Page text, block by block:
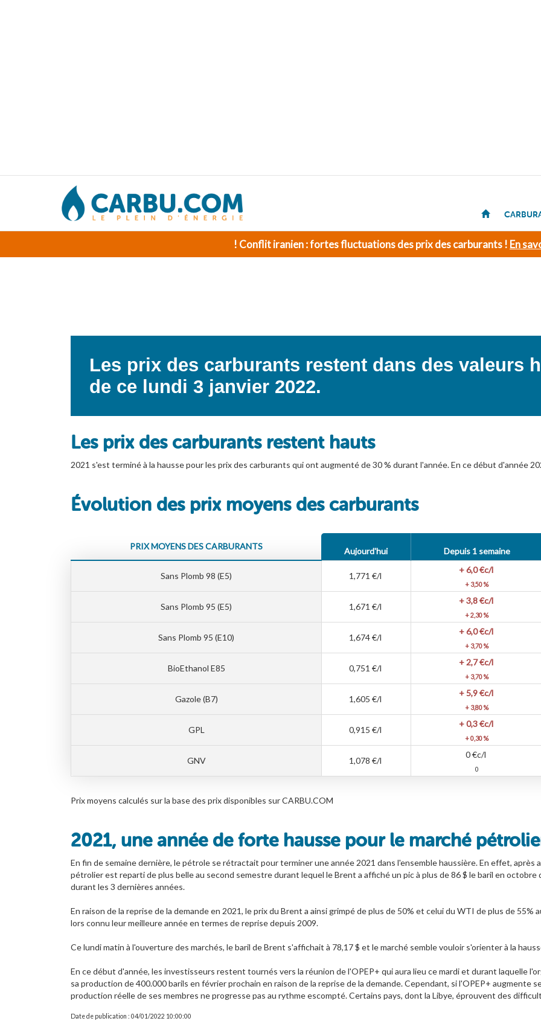
! Conflit iranien : fortes fluctuations des prix des carburants ! En
Les prix des carburants restent dans des valeurs
de ce lundi 3 janvier 2022.
Les prix des carburants restent hauts
2021 s'est terminé à la hausse pour les prix des carburants qui ont augmenté de 30 % durant l'année. En ce début d'année
Évolution des prix moyens des carburants
PRIX MOYENS DES CARBURANTS Aujourd'hui Depuis 1 semaine
Sans Plomb 98 (E5) 1,771 €/l
+ 6,0€c/l
+ 3,50 %
Sans Plomb 95 (E5) 1,671 €/l
+ 3,8€c/l
+ 2,30 %
Sans Plomb 95 (E10) 1,674€/l
+ 6,0€c/l
+ 3,70 %
BioEthanol E85 0,751 €/l
+ 2,7€c/l
+ 3,70 %
Gazole (B7) 1,605 €/l
+ 5,9€c/l
+ 3,80 %
GPL 0,915 €/l
+ 0,3€c/l
+ 0,30 %
GNV 1,078 €/l
0€c/l
0
Prix moyens calculés sur la base des prix disponibles sur CARBU.COM
2021, une année de forte hausse pour le marché
En fin de semaine dernière, le pétrole se rétractait pour terminer une année 2021 dans l'ensemble haussière. En effet, après
pétrolier est reparti de plus belle au second semestre durant lequel le Brent a affiché un pic à plus de 86 $ le baril en
durant les 3 dernières années.
En raison de la reprise de la demande en 2021, le prix du Brent a ainsi grimpé de plus de 50% et celui du WTI de plus de
lors connu leur meilleure année en termes de reprise depuis 2009.
Ce lundi matin à l'ouverture des marchés, le baril de Brent s'affichait à 78,17 $ et le marché semble vouloir s'orienter à la
En ce début d'année, les investisseurs restent tournés vers la réunion de l'OPEP+ qui aura lieu ce mardi et durant laquelle
sa production de 400.000 barils en février prochain en raison de la reprise de la demande. Cependant, si l'OPEP+ augmente
production réelle de ses membres ne progresse pas au rythme escompté. Certains pays, dont la Libye, éprouvent des
Date de publication : 04/01/2022 10:00:00